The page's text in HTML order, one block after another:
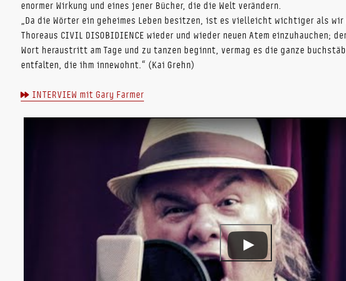
enormer Wirkung und eines jener Bücher, die die Welt verändern.
„Da die Wörter ein geheimes Leben besitzen, ist es vielleicht wichtiger als wir
Thoreaus CIVIL DISOBIDIENCE wieder und wieder neuen Atem einzuhauchen;
Wort heraustritt am Tage und zu tanzen beginnt, vermag es die ganze
entfalten, die ihm innewohnt.“ (Kai Grehn)
INTERVIEW mit Gary Farmer